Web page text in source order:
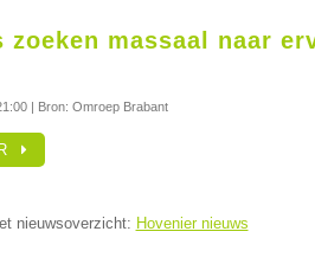
zoeken massaal naar
| Bron: Omroep Brabant
nieuwsoverzicht: Hovenier nieuws